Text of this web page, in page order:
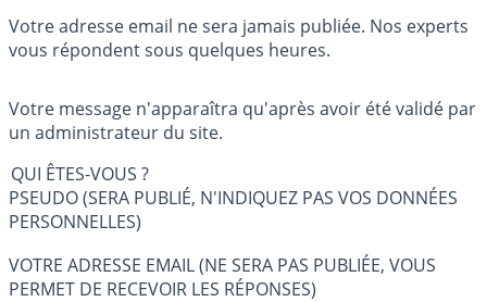
Votre adresse email ne sera jamais publiée. Nos experts
vous répondent sous quelques heures.
Votre message n'apparaîtra qu'après avoir été validé par
un administrateur du site.
QUI ÊTES-VOUS ?
PSEUDO (SERA PUBLIÉ, N'INDIQUEZ PAS VOS DONNÉES
PERSONNELLES)
VOTRE ADRESSE EMAIL (NE SERA PAS PUBLIÉE, VOUS
PERMET DE RECEVOIR LES RÉPONSES)